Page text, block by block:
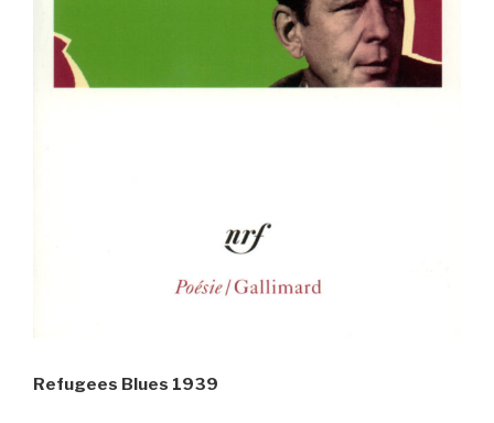
Refugees Blues 1939